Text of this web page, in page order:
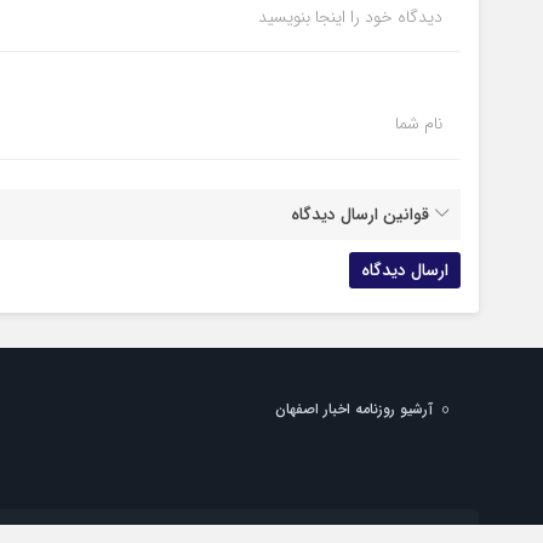
دیدگاه خود را اینجا بنویسید
نام شما
قوانین ارسال دیدگاه
آرشیو روزنامه اخبار اصفهان